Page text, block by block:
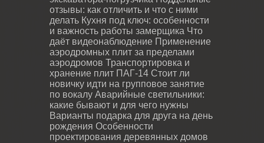
отзывы: как отличить и что с ними
делать Кухня под ключ: особенности
и важность работы замерщика Что
даёт видеонаблюдение Применение
аэродромных плит за пределами
аэродромов Транспортировка и
хранение плит ПАГ-14 Стоит ли
новичку идти на групповое занятие
по вокалу Аварийные светильники:
какие бывают и для чего нужны
Варианты подарка для друга на день
рождения Особенности
проектирования деревянных домов